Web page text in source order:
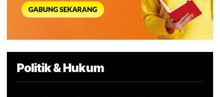
Politik & Hukum